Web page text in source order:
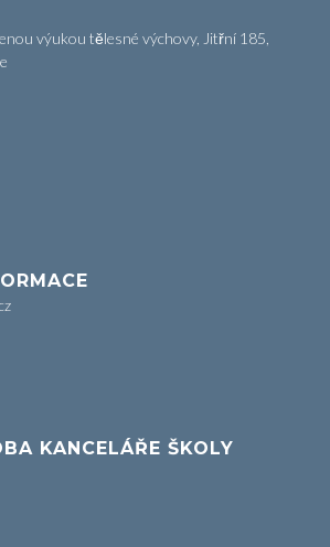
výukou tělesné výchovy, Jitřní 185,
KANCELÁŘE ŠKOLY